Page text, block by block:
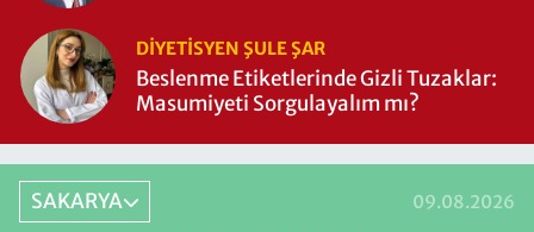
DIYETISYEN ŞULE ŞAR
Beslenme Etiketlerinde Gizli Tuzaklar:
Masumiyeti Sorgulayalım mı?
SAKARYA 09.08.2026